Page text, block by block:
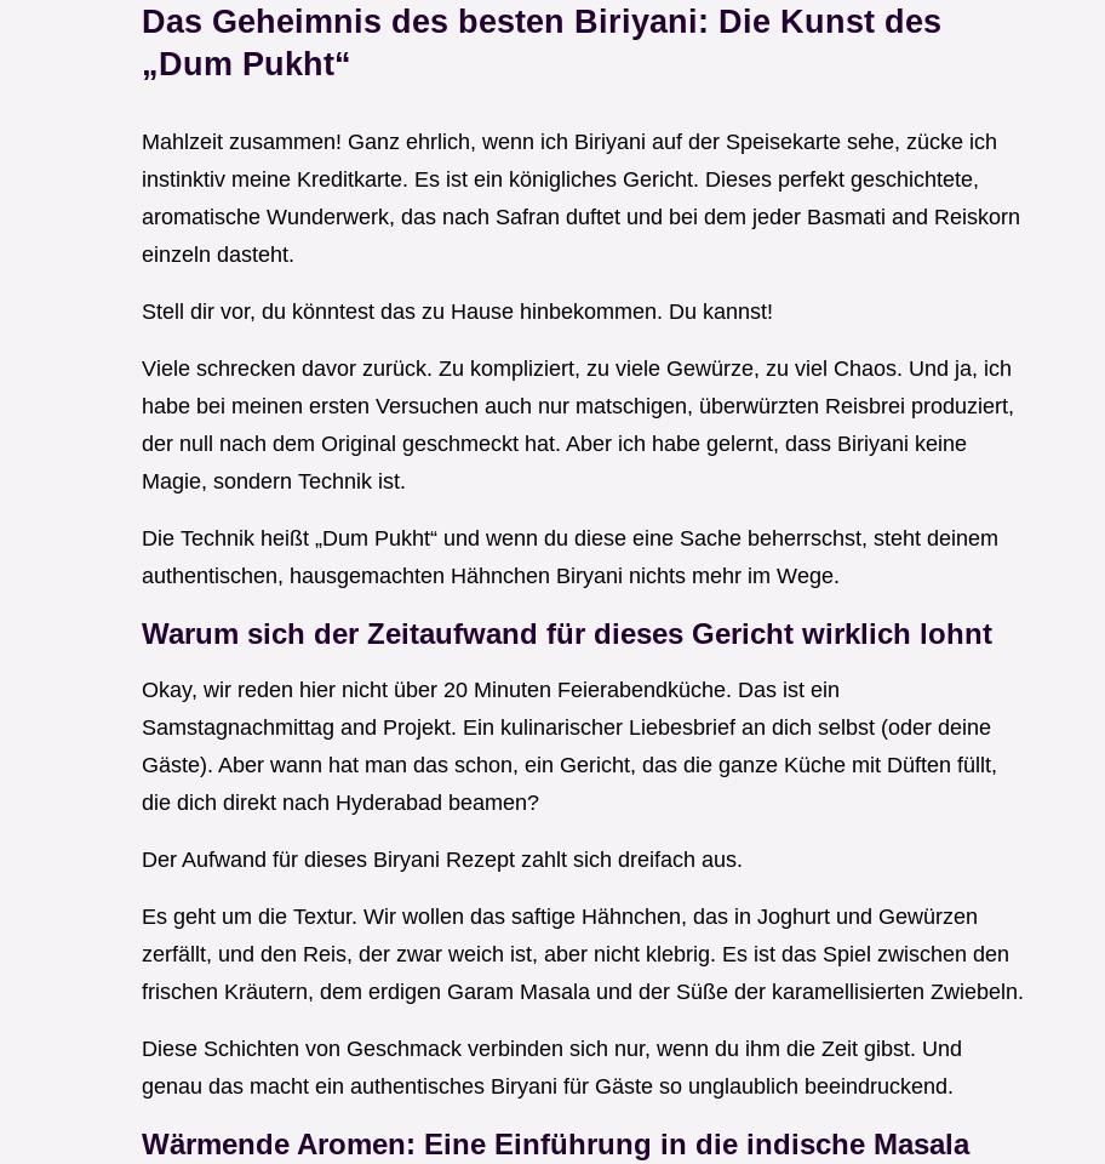
Das Geheimnis des besten Biriyani: Die Kunst des
„Dum Pukht“
Mahlzeit zusammen! Ganz ehrlich, wenn ich Biriyani auf der Speisekarte sehe, zücke ich
instinktiv meine Kreditkarte. Es ist ein königliches Gericht. Dieses perfekt geschichtete,
aromatische Wunderwerk, das nach Safran duftet und bei dem jeder Basmati and Reiskorn
einzeln dasteht.
Stell dir vor, du könntest das zu Hause hinbekommen. Du kannst!
Viele schrecken davor zurück. Zu kompliziert, zu viele Gewürze, zu viel Chaos. Und ja, ich
habe bei meinen ersten Versuchen auch nur matschigen, überwürzten Reisbrei produziert,
der null nach dem Original geschmeckt hat. Aber ich habe gelernt, dass Biriyani keine
Magie, sondern Technik ist.
Die Technik heißt „Dum Pukht“ und wenn du diese eine Sache beherrschst, steht deinem
authentischen, hausgemachten Hähnchen Biryani nichts mehr im Wege.
Warum sich der Zeitaufwand für dieses Gericht wirklich lohnt
Okay, wir reden hier nicht über 20 Minuten Feierabendküche. Das ist ein
Samstagnachmittag and Projekt. Ein kulinarischer Liebesbrief an dich selbst (oder deine
Gäste). Aber wann hat man das schon, ein Gericht, das die ganze Küche mit Düften füllt,
die dich direkt nach Hyderabad beamen?
Der Aufwand für dieses Biryani Rezept zahlt sich dreifach aus.
Es geht um die Textur. Wir wollen das saftige Hähnchen, das in Joghurt und Gewürzen
zerfällt, und den Reis, der zwar weich ist, aber nicht klebrig. Es ist das Spiel zwischen den
frischen Kräutern, dem erdigen Garam Masala und der Süße der karamellisierten Zwiebeln.
Diese Schichten von Geschmack verbinden sich nur, wenn du ihm die Zeit gibst. Und
genau das macht ein authentisches Biryani für Gäste so unglaublich beeindruckend.
Wärmende Aromen: Eine Einführung in die indische Masala